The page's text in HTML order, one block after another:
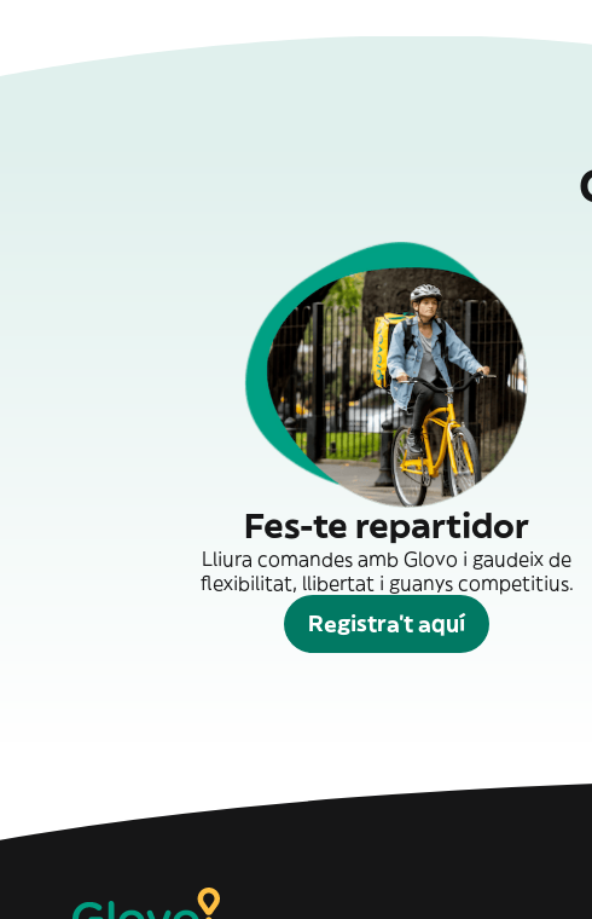
Fes-te repartidor
Lliura comandes amb Glovo i gaudeix de
flexibilitat, llibertat i guanys competitius.
Registra't aquí